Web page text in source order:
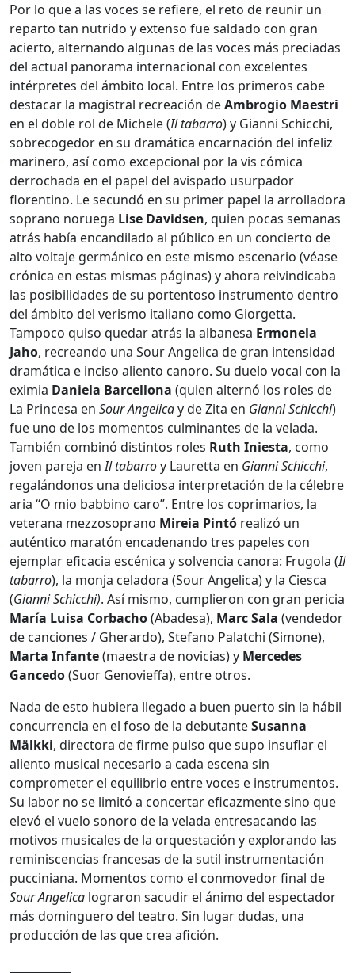
Por lo que a las voces se refiere, el reto de reunir un
reparto tan nutrido y extenso fue saldado con gran
acierto, alternando algunas de las voces más preciadas
del actual panorama internacional con excelentes
intérpretes del ámbito local. Entre los primeros cabe
destacar la magistral recreación deAmbrogio Maestri
en el doble rol de Michele (Il tabarro) y Gianni Schicchi,
sobrecogedor en su dramática encarnación del infeliz
marinero, así como excepcional por la vis cómica
derrochada en el papel del avispado usurpador
florentino. Le secundó en su primer papel la arrolladora
soprano noruega Lise Davidsen, quien pocas semanas
atrás había encandilado al público en un concierto de
alto voltaje germánico en este mismo escenario (véase
crónica en estas mismas páginas) y ahora reivindicaba
las posibilidades de su portentoso instrumento dentro
del ámbito del verismo italiano como Giorgetta.
Tampoco quiso quedar atrás la albanesa Ermonela
Jaho, recreando una Sour Angelica de gran intensidad
dramática e inciso aliento canoro. Su duelo vocal con la
eximia Daniela Barcellona (quien alternó los roles de
La Princesa en Sour Angelicay de Zita en Gianni Schicchi)
fue uno de los momentos culminantes de la velada.
También combinó distintos roles Ruth Iniesta, como
joven pareja enIl tabarroy Lauretta en Gianni Schicchi,
regalándonos una deliciosa interpretación de la célebre
aria “O mio babbino caro”. Entre los coprimarios, la
veterana mezzosoprano Mireia Pintó realizó un
auténtico maratón encadenando tres papeles con
ejemplar eficacia escénica y solvencia canora: Frugola (Il
tabarro), la monja celadora (Sour Angelica) y la Ciesca
(Gianni Schicchi). Así mismo, cumplieron con gran pericia
María Luisa Corbacho(Abadesa), Marc Sala (vendedor
de canciones / Gherardo), Stefano Palatchi (Simone),
Marta Infante(maestra de novicias) y Mercedes
Gancedo(Suor Genovieffa), entre otros.
Nada de esto hubiera llegado a buen puerto sin la hábil
concurrencia en el foso de la debutanteSusanna
Mälkki, directora de firme pulso que supo insuflar el
aliento musical necesario a cada escena sin
comprometer el equilibrio entre voces e instrumentos.
Su labor no se limitó a concertar eficazmente sino que
elevó el vuelo sonoro de la velada entresacando las
motivos musicales de la orquestación y explorando las
reminiscencias francesas de la sutil instrumentación
pucciniana. Momentos como el conmovedor final de
Sour Angelica lograron sacudir el ánimo del espectador
más dominguero del teatro. Sin lugar dudas, una
producción de las que crea afición.